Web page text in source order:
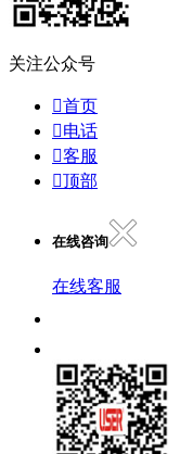
关注公众号
首页
电话
客服
顶部
在线咨询
在线客服